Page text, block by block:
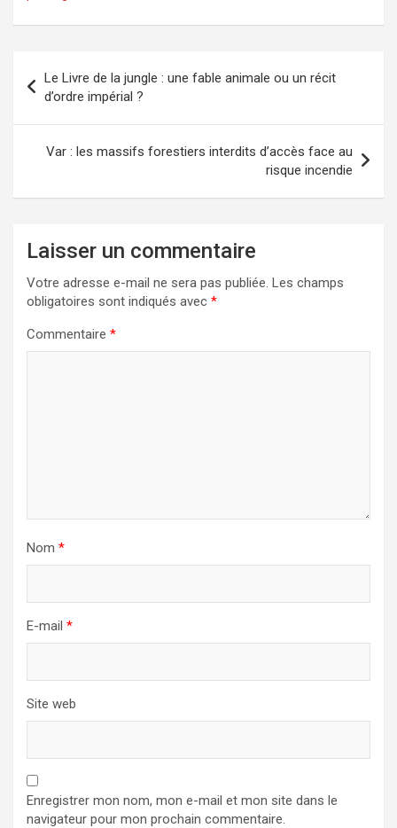
de
l’article
Le Livre de la jungle : une fable animale ou un récit
d’ordre impérial ?
Var : les massifs forestiers interdits d’accès face au
risque incendie
Laisser un commentaire
Votre adresse e-mail ne sera pas publiée. Les champs
obligatoires sont indiqués avec *
Commentaire *
Nom *
E-mail *
Site web
Enregistrer mon nom, mon e-mail et mon site dans le
navigateur pour mon prochain commentaire.